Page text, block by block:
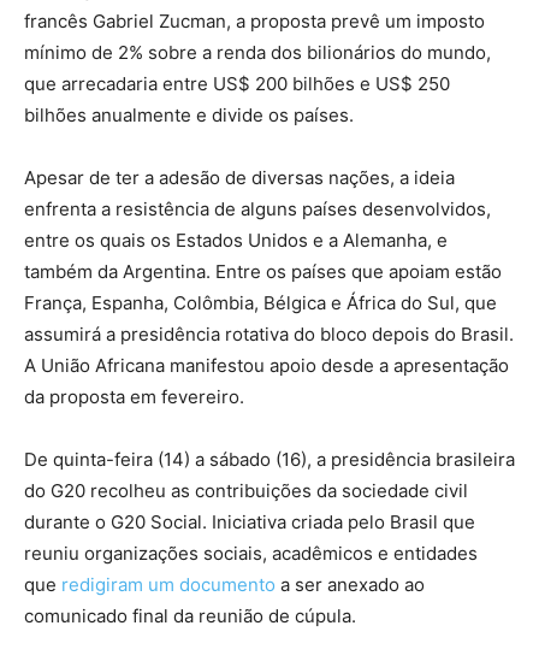
francês Gabriel Zucman, a proposta prevê um imposto
mínimo de 2% sobre a renda dos bilionários do mundo,
que arrecadaria entre US$ 200 bilhões e US$ 250
bilhões anualmente e divide os países.
Apesar de ter a adesão de diversas nações, a ideia
enfrenta a resistência de alguns países desenvolvidos,
entre os quais os Estados Unidos e a Alemanha, e
também da Argentina. Entre os países que apoiam estão
França, Espanha, Colômbia, Bélgica e África do Sul, que
assumirá a presidência rotativa do bloco depois do Brasil.
A União Africana manifestou apoio desde a apresentação
da proposta em fevereiro.
De quinta-feira (14) a sábado (16), a presidência brasileira
do G20 recolheu as contribuições da sociedade civil
durante o G20 Social. Iniciativa criada pelo Brasil que
reuniu organizações sociais, acadêmicos e entidades
que redigiram um documento a ser anexado ao
comunicado final da reunião de cúpula.